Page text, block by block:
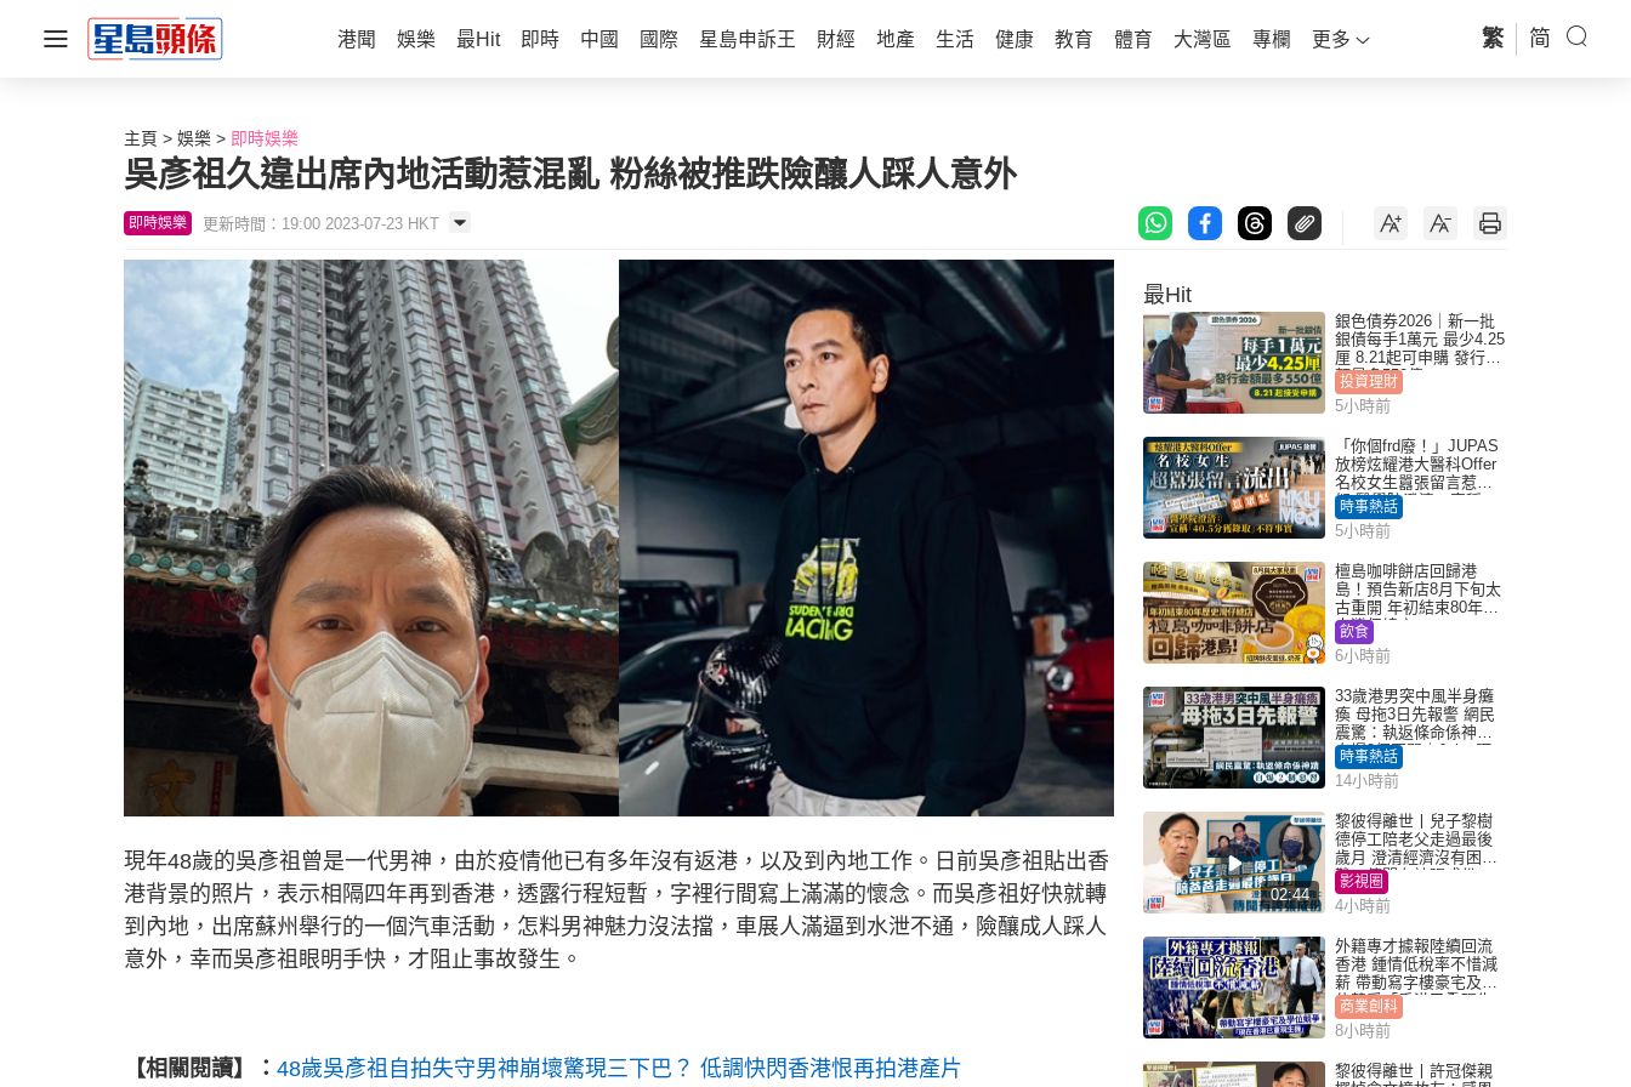
港聞 娛樂 最Hit 即時 中國 國際 星島申訴王 財經 地產 生活 健康 教育 體育 大灣區 專欄 更多 繁 简
主頁 娛樂 即時娛樂
吳彥祖久違出席內地活動惹混亂 粉絲被推跌險釀人踩人意外
即時娛樂 更新時間：19:00 2023-07-23 HKT
現年48歲的吳彥祖曾是一代男神，由於疫情他已有多年沒有返港，以及到內地工作。日前吳彥祖貼出香
港背景的照片，表示相隔四年再到香港，透露行程短暫，字裡行間寫上滿滿的懷念。而吳彥祖好快就轉
到內地，出席蘇州舉行的一個汽車活動，怎料男神魅力沒法擋，車展人滿逼到水泄不通，險釀成人踩人
意外，幸而吳彥祖眼明手快，才阻止事故發生。
【相關閱讀】： 48歲吳彥祖自拍失守男神崩壞驚現三下巴？ 低調快閃香港恨再拍港產片
最Hit
銀色債券2026｜新一批
銀債每手1萬元 最少4.25
厘 8.21起可申購 發行金
額最多550億
投資理財
5小時前
「你個frd廢！」JUPAS
放榜炫耀港大醫科Offer
名校女生囂張留言惹眾
怒 醫學院澄清：宣稱
「40.5分獲錄取」不符事
實｜Juicy叮
時事熱話
5小時前
檀島咖啡餅店回歸港
島！預告新店8月下旬太
古重開 年初結束80年歷
史灣仔總店
飲食
6小時前
33歲港男突中風半身癱
瘓 母拖3日先報警 網民
震驚：執返條命係神蹟
自爆2個惡習｜Juicy叮
時事熱話
14小時前
02:44
黎彼得離世丨兒子黎樹
德停工陪老父走過最後
歲月 澄清經濟沒有困
難：傳聞有誇張成份
影視圈
4小時前
外籍專才據報陸續回流
香港 鍾情低稅率不惜減
薪 帶動寫字樓豪宅及學
位競爭「香港已重現生
機」
商業創科
8小時前
黎彼得離世丨許冠傑親